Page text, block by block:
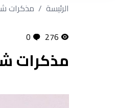
الرئيسة
مذكرات
276
0
مذكرات